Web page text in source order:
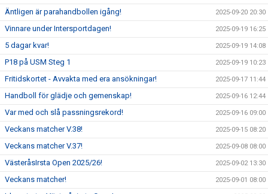
Äntligen är parahandbollen igång! 2025-09-20 20:30
Vinnare under Intersportdagen! 2025-09-19 16:25
5 dagar kvar! 2025-09-19 14:08
P18 på USM Steg 1 2025-09-19 10:23
Fritidskortet - Avvakta med era ansökningar! 2025-09-17 11:44
Handboll för glädje och gemenskap! 2025-09-16 12:44
Var med och slå passningsrekord! 2025-09-16 09:00
Veckans matcher V.38! 2025-09-15 08:20
Veckans matcher V.37! 2025-09-08 08:00
VästeråsIrsta Open 2025/26! 2025-09-02 13:30
Veckans matcher! 2025-09-01 08:00